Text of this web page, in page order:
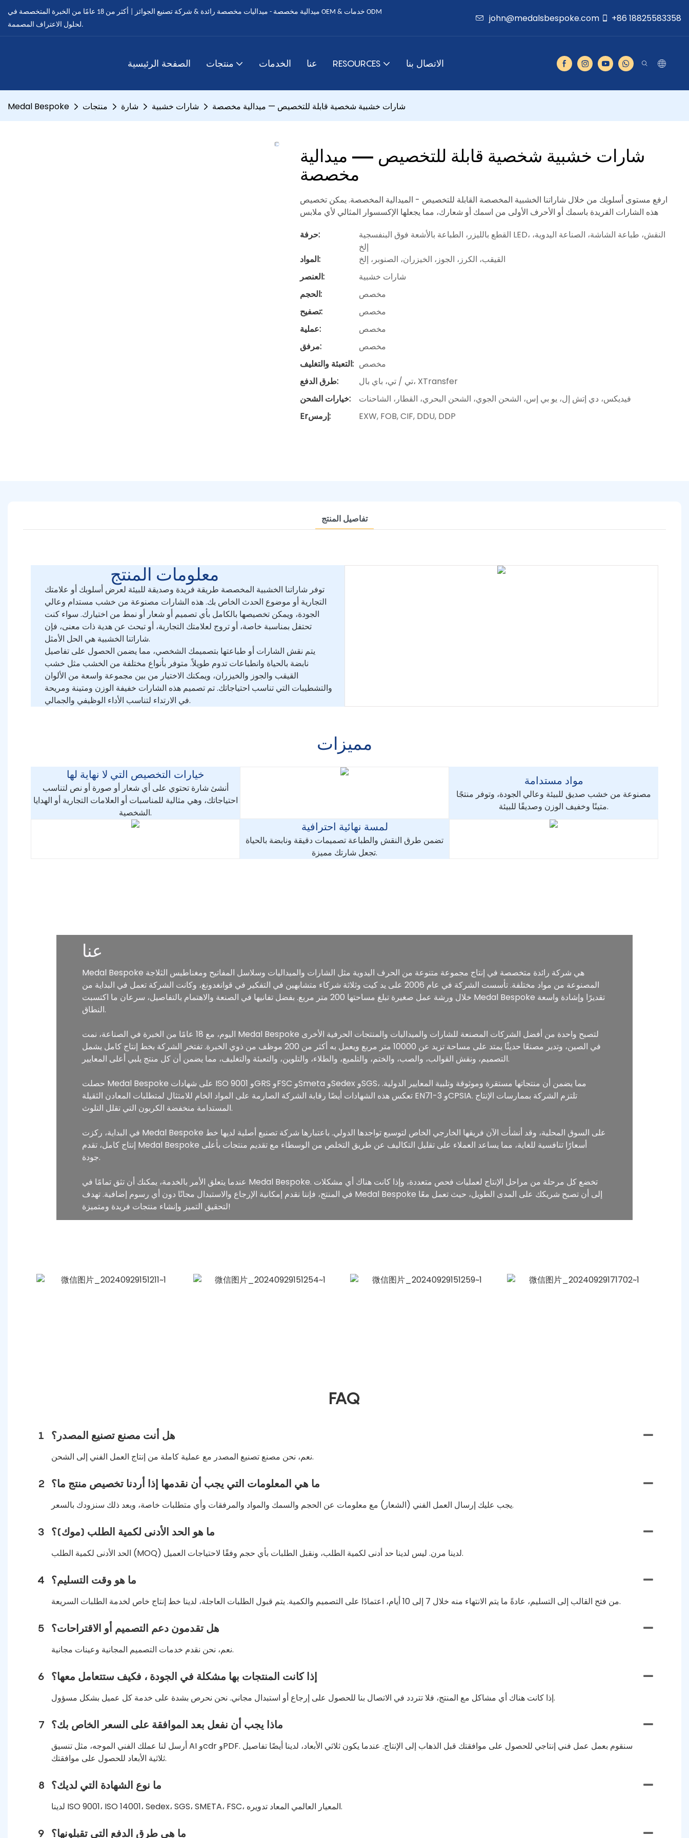
ميدالية مخصصة - ميداليات مخصصة رائدة & شركة تصنيع الجوائز | أكثر من 18 عامًا من الخبرة المتخصصة في OEM & خدمات ODM
لحلول الاعتراف المصممة.
john@medalsbespoke.com +86 18825583358
الصفحة الرئيسية منتجات الخدمات عنا RESOURCES الاتصال بنا
Medal Bespoke منتجات شارة شارات خشبية شارات خشبية شخصية قابلة للتخصيص — ميدالية مخصصة
شارات خشبية شخصية قابلة للتخصيص — ميدالية
مخصصة
ارفع مستوى أسلوبك من خلال شاراتنا الخشبية المخصصة القابلة للتخصيص - الميدالية المخصصة. يمكن تخصيص
هذه الشارات الفريدة باسمك أو الأحرف الأولى من اسمك أو شعارك، مما يجعلها الإكسسوار المثالي لأي ملابس
حرفة:
القطع بالليزر، الطباعة بالأشعة فوق البنفسجية LED، النقش، طباعة الشاشة، الصناعة اليدوية،
إلخ
المواد:
القيقب، الكرز، الجوز، الخيزران، الصنوبر، إلخ
العنصر:
شارات خشبية
الحجم:
مخصص
تصفيح:
مخصص
عملية:
مخصص
مرفق:
مخصص
التعبئة والتغليف: مخصص
طرق الدفع:
تي / تي، باي بال، XTransfer
خيارات الشحن:
فيديكس، دي إتش إل، يو بي إس، الشحن الجوي، الشحن البحري، القطار، الشاحنات
Erإرمس:
EXW, FOB, CIF, DDU, DDP
تفاصيل المنتج
معلومات المنتج
توفر شاراتنا الخشبية المخصصة طريقة فريدة وصديقة للبيئة لعرض أسلوبك أو علامتك
التجارية أو موضوع الحدث الخاص بك. هذه الشارات مصنوعة من خشب مستدام وعالي
الجودة، ويمكن تخصيصها بالكامل بأي تصميم أو شعار أو نمط من اختيارك. سواء كنت
تحتفل بمناسبة خاصة، أو تروج لعلامتك التجارية، أو تبحث عن هدية ذات معنى، فإن
شاراتنا الخشبية هي الحل الأمثل.
يتم نقش الشارات أو طباعتها بتصميمك الشخصي، مما يضمن الحصول على تفاصيل
نابضة بالحياة وانطباعات تدوم طويلاً. متوفر بأنواع مختلفة من الخشب مثل خشب
القيقب والجوز والخيزران، ويمكنك الاختيار من بين مجموعة واسعة من الألوان
والتشطيبات التي تناسب احتياجاتك. تم تصميم هذه الشارات خفيفة الوزن ومتينة ومريحة
في الارتداء لتناسب الأداء الوظيفي والجمالي.
مميزات
خيارات التخصيص التي لا نهاية لها
أنشئ شارة تحتوي على أي شعار أو صورة أو نص لتناسب
احتياجاتك، وهي مثالية للمناسبات أو العلامات التجارية أو الهدايا
الشخصية.
مواد مستدامة
مصنوعة من خشب صديق للبيئة وعالي الجودة، وتوفر منتجًا
متينًا وخفيف الوزن وصديقًا للبيئة.
لمسة نهائية احترافية
تضمن طرق النقش والطباعة تصميمات دقيقة ونابضة بالحياة
تجعل شارتك مميزة.
عنا
Medal Bespoke هي شركة رائدة متخصصة في إنتاج مجموعة متنوعة من الحرف اليدوية مثل الشارات والميداليات وسلاسل المفاتيح ومغناطيس الثلاجة
المصنوعة من مواد مختلفة. تأسست الشركة في عام 2006 على يد كيت وثلاثة شركاء متشابهين في التفكير في قوانغدونغ، وكانت الشركة تعمل في البداية من
خلال ورشة عمل صغيرة تبلغ مساحتها 200 متر مربع. بفضل تفانيها في الصنعة والاهتمام بالتفاصيل، سرعان ما اكتسبت Medal Bespoke تقديرًا وإشادة واسعة
النطاق.
اليوم، مع 18 عامًا من الخبرة في الصناعة، نمت Medal Bespoke لتصبح واحدة من أفضل الشركات المصنعة للشارات والميداليات والمنتجات الحرفية الأخرى
في الصين، وتدير مصنعًا حديثًا يمتد على مساحة تزيد عن 10000 متر مربع ويعمل به أكثر من 200 موظف من ذوي الخبرة. تفتخر الشركة بخط إنتاج كامل يشمل
التصميم، ونقش القوالب، والصب، والختم، والتلميع، والطلاء، والتلوين، والتعبئة والتغليف، مما يضمن أن كل منتج يلبي أعلى المعايير.
حصلت Medal Bespoke على شهادات ISO 9001 وGRS وFSC وSmeta وSedex وSGS، مما يضمن أن منتجاتها مستقرة وموثوقة وتلبية المعايير الدولية.
تعكس هذه الشهادات أيضًا رقابة الشركة الصارمة على المواد الخام للامتثال لمتطلبات المعادن الثقيلة EN71-3 وCPSIA. تلتزم الشركة بممارسات الإنتاج
المستدامة منخفضة الكربون التي تقلل التلوث.
في البداية، ركزت Medal Bespoke على السوق المحلية، وقد أنشأت الآن فريقها الخارجي الخاص لتوسيع تواجدها الدولي. باعتبارها شركة تصنيع أصلية لديها خط
إنتاج كامل، تقدم Medal Bespoke أسعارًا تنافسية للغاية، مما يساعد العملاء على تقليل التكاليف عن طريق التخلص من الوسطاء مع تقديم منتجات بأعلى
جودة.
عندما يتعلق الأمر بالخدمة، يمكنك أن تثق تمامًا في Medal Bespoke. تخضع كل مرحلة من مراحل الإنتاج لعمليات فحص متعددة، وإذا كانت هناك أي مشكلات
في المنتج، فإننا نقدم إمكانية الإرجاع والاستبدال مجانًا دون أي رسوم إضافية. تهدف Medal Bespoke إلى أن تصبح شريكك على المدى الطويل، حيث تعمل معًا
لتحقيق التميز وإنشاء منتجات فريدة ومتميزة!
FAQ
1 هل أنت مصنع تصنيع المصدر؟
نعم، نحن مصنع تصنيع المصدر مع عملية كاملة من إنتاج العمل الفني إلى الشحن.
2 ما هي المعلومات التي يجب أن نقدمها إذا أردنا تخصيص منتج ما؟
يجب عليك إرسال العمل الفني (الشعار) مع معلومات عن الحجم والسمك والمواد والمرفقات وأي متطلبات خاصة، وبعد ذلك سنزودك بالسعر.
3 ما هو الحد الأدنى لكمية الطلب (موك)؟
الحد الأدنى لكمية الطلب (MOQ) لدينا مرن. ليس لدينا حد أدنى لكمية الطلب، ونقبل الطلبات بأي حجم وفقًا لاحتياجات العميل.
4 ما هو وقت التسليم؟
من فتح القالب إلى التسليم، عادةً ما يتم الانتهاء منه خلال 7 إلى 10 أيام، اعتمادًا على التصميم والكمية. يتم قبول الطلبات العاجلة، لدينا خط إنتاج خاص لخدمة الطلبات السريعة.
5 هل تقدمون دعم التصميم أو الاقتراحات؟
نعم، نحن نقدم خدمات التصميم المجانية وعينات مجانية.
6 إذا كانت المنتجات بها مشكلة في الجودة ، فكيف ستتعامل معها؟
إذا كانت هناك أي مشاكل مع المنتج، فلا تتردد في الاتصال بنا للحصول على إرجاع أو استبدال مجاني. نحن نحرص بشدة على خدمة كل عميل بشكل مسؤول.
7 ماذا يجب أن نفعل بعد الموافقة على السعر الخاص بك؟
أرسل لنا عملك الفني الموجه، مثل تنسيق AI وcdr وPDF. سنقوم بعمل عمل فني إنتاجي للحصول على موافقتك قبل الذهاب إلى الإنتاج. عندما يكون ثلاثي الأبعاد، لدينا أيضًا تفاصيل
ثلاثية الأبعاد للحصول على موافقتك.
8 ما نوع الشهادة التي لديك؟
لدينا ISO 9001، ISO 14001، Sedex، SGS، SMETA، FSC، المعيار العالمي المعاد تدويره.
9 ما هي طرق الدفع التي تقبلونها؟